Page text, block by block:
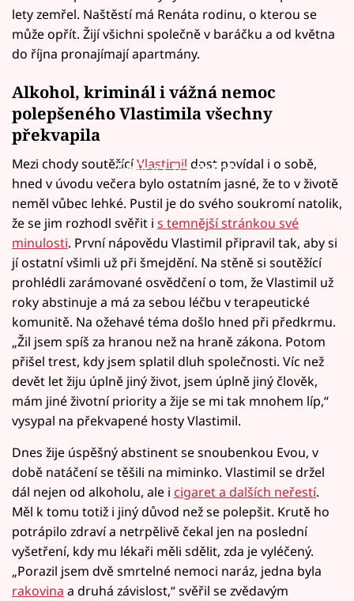
lety zemřel. Naštěstí má Renáta rodinu, o kterou se
může opřít. Žijí všichni společně v baráčku a od května
do října pronajímají apartmány.
Alkohol, kriminál i vážná nemoc
polepšeného Vlastimila všechny
překvapila
Failed to fetch
Mezi chody soutěžícíVlastimil dost povídal i o sobě,
hned v úvodu večera bylo ostatním jasné, že to v životě
neměl vůbec lehké. Pustil je do svého soukromí natolik,
že se jim rozhodl svěřit i s temnější stránkou své
minulosti. První nápovědu Vlastimil připravil tak, aby si
jí ostatní všimli už při šmejdění. Na stěně si soutěžící
prohlédli zarámované osvědčení o tom, že Vlastimil už
roky abstinuje a má za sebou léčbu v terapeutické
komunitě. Na ožehavé téma došlo hned při předkrmu.
„Žil jsem spíš za hranou než na hraně zákona. Potom
přišel trest, kdy jsem splatil dluh společnosti. Víc než
devět let žiju úplně jiný život, jsem úplně jiný člověk,
mám jiné životní priority a žije se mi tak mnohem líp,“
vysypal na překvapené hosty Vlastimil.
Dnes žije úspěšný abstinent se snoubenkou Evou, v
době natáčení se těšili na miminko. Vlastimil se držel
dál nejen od alkoholu, ale i cigaret a dalších neřestí.
Měl k tomu totiž i jiný důvod než se polepšit. Krutě ho
potrápilo zdraví a netrpělivě čekal jen na poslední
vyšetření, kdy mu lékaři měli sdělit, zda je vyléčený.
„Porazil jsem dvě smrtelné nemoci naráz, jedna byla
rakovina a druhá závislost,“ svěřil se zvědavým